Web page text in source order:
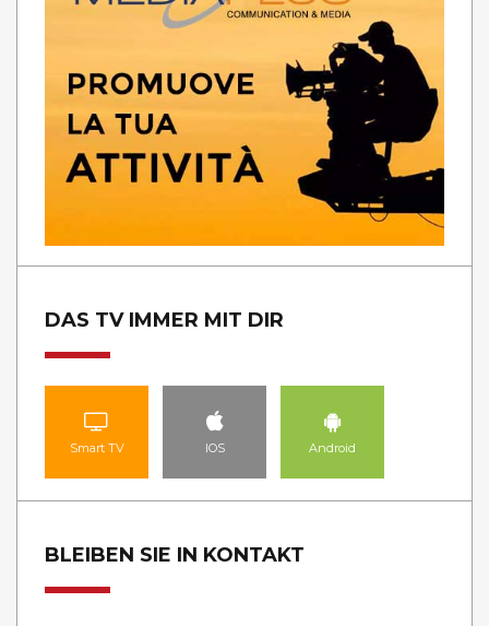
DAS TV IMMER MIT DIR
Smart TV IOS Android
BLEIBEN SIE IN KONTAKT